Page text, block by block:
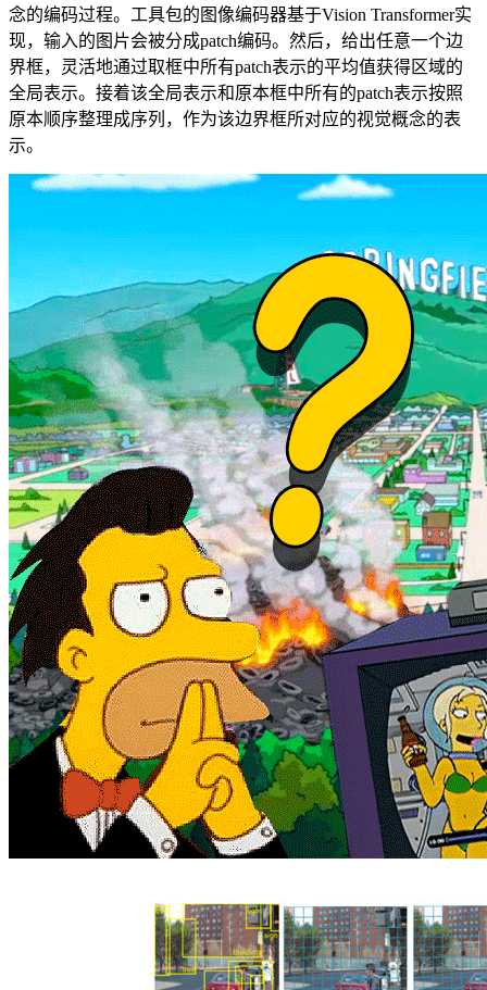
念的编码过程。工具包的图像编码器基于Vision Transformer实
现，输入的图片会被分成patch编码。然后，给出任意一个边
界框，灵活地通过取框中所有patch表示的平均值获得区域的
全局表示。接着该全局表示和原本框中所有的patch表示按照
原本顺序整理成序列，作为该边界框所对应的视觉概念的表
示。